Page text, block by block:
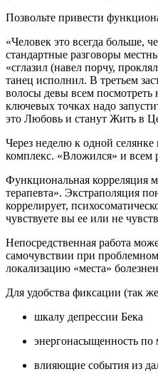
Позвольте привести
«Человек это всегда больше,
стандартные разговоры
«сглазил (навел порчу,
танец исполнил. В третьем
волосы девы всем
ключевых точках надо
это Любовь и станут Жить в
Через неделю к одной
комплекс. «Вложился» и всем
Функциональная корреляция
терапевта». Экстраполяция
коррелирует,
чувствуете вы ее или не
Непосредственная работа
самочувствии при
локализацию «места»
Для удобства фиксации (так
шкалу депрессии Бека
энергонасыщенность
влияющие события из